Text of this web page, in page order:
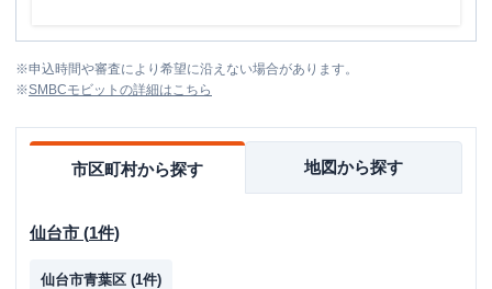
※申込時間や審査により希望に沿えない場合があります。
※SMBCモビット の詳細はこちら
市区町村から探す 地図から探す
仙台市 (1件)
仙台市青葉区 (1件)